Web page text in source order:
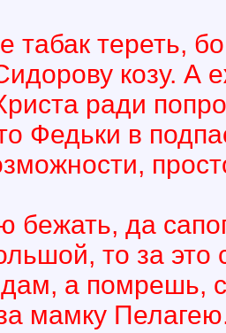
табак тереть,
козу.
ради
Федьки в
бежать, да
то за это
а помрешь,
мамку